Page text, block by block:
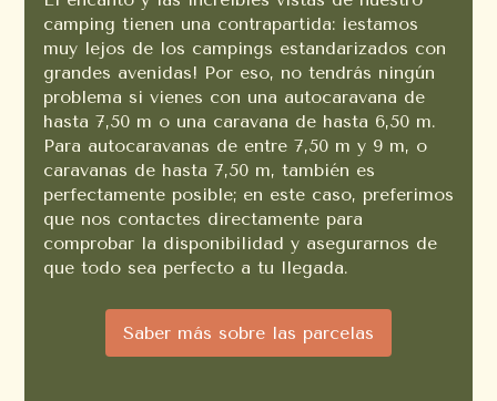
camping tienen una contrapartida: ¡estamos
muy lejos de los campings estandarizados con
grandes avenidas! Por eso, no tendrás ningún
problema si vienes con una autocaravana de
hasta 7,50 m o una caravana de hasta 6,50 m.
Para autocaravanas de entre 7,50 m y 9 m, o
caravanas de hasta 7,50 m, también es
perfectamente posible; en este caso, preferimos
que nos contactes directamente para
comprobar la disponibilidad y asegurarnos de
que todo sea perfecto a tu llegada.
Saber más sobre las parcelas